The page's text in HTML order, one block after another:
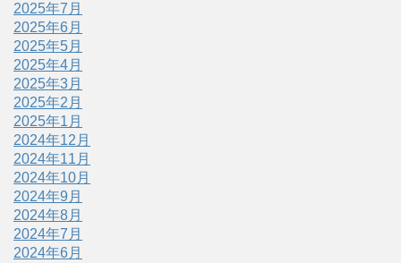
2025年7月
2025年6月
2025年5月
2025年4月
2025年3月
2025年2月
2025年1月
2024年12月
2024年11月
2024年10月
2024年9月
2024年8月
2024年7月
2024年6月